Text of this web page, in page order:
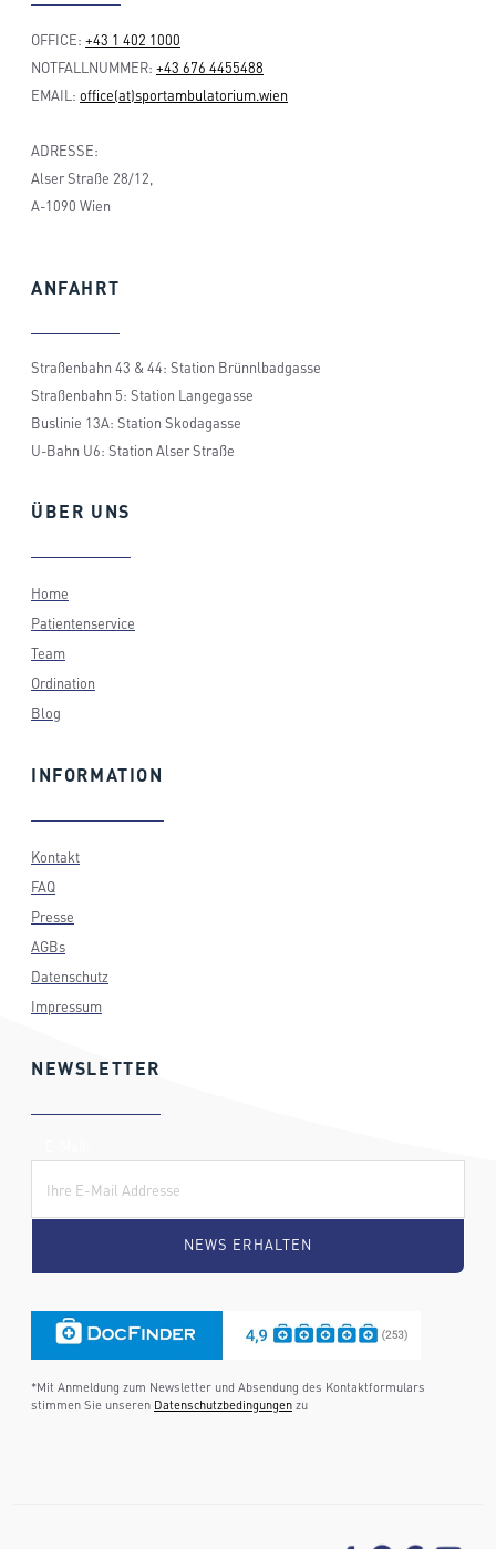
OFFICE: +43 1 402 1000
NOTFALLNUMMER: +43 676 4455488
EMAIL: office(at)sportambulatorium.wien
ADRESSE:
Alser Straße 28/12,
A-1090 Wien
ANFAHRT
Straßenbahn 43 & 44: Station Brünnlbadgasse
Straßenbahn 5: Station Langegasse
Buslinie 13A: Station Skodagasse
U-Bahn U6: Station Alser Straße
ÜBER UNS
Home
Patientenservice
Team
Ordination
Blog
INFORMATION
Kontakt
FAQ
Presse
AGBs
Datenschutz
Impressum
NEWSLETTER
*Mit Anmeldung zum Newsletter und Absendung des Kontaktformulars
stimmen Sie unseren Datenschutzbedingungen zu